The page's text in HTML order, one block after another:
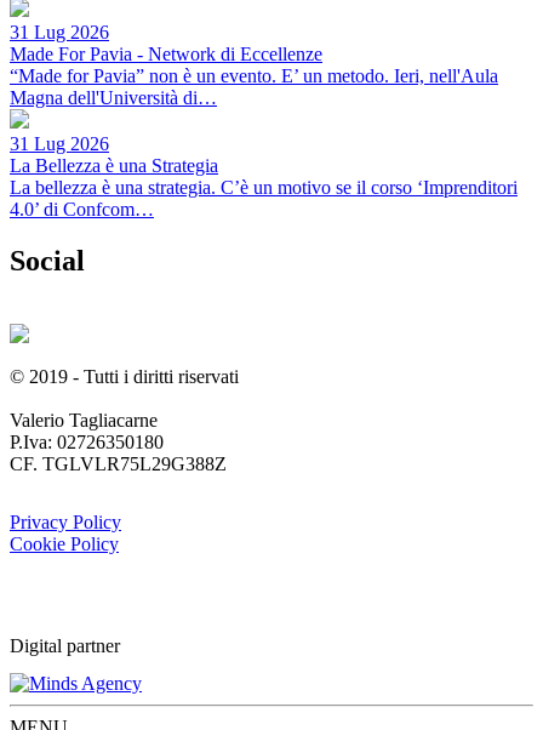
31 Lug 2026
Made For Pavia - Network di Eccellenze
“Made for Pavia” non è un evento. E’ un metodo. Ieri, nell'Aula
Magna dell'Università di…
31 Lug 2026
La Bellezza è una Strategia
La bellezza è una strategia. C’è un motivo se il corso ‘Imprenditori
4.0’ di Confcom…
Social
© 2019 - Tutti i diritti riservati
Valerio Tagliacarne
P.Iva: 02726350180
CF. TGLVLR75L29G388Z
Privacy Policy
Cookie Policy
Digital partner